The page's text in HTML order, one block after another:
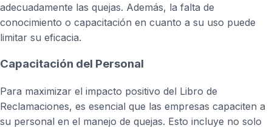
adecuadamente las quejas. Además, la falta de
conocimiento o capacitación en cuanto a su uso puede
limitar su eficacia.
Capacitación del Personal
Para maximizar el impacto positivo del Libro de
Reclamaciones, es esencial que las empresas capaciten a
su personal en el manejo de quejas. Esto incluye no solo